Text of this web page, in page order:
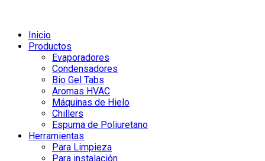
Inicio
Productos
Evaporadores
Condensadores
Bio Gel Tabs
Aromas HVAC
Máquinas de Hielo
Chillers
Espuma de Poliuretano
Herramientas
Para Limpieza
Para instalación